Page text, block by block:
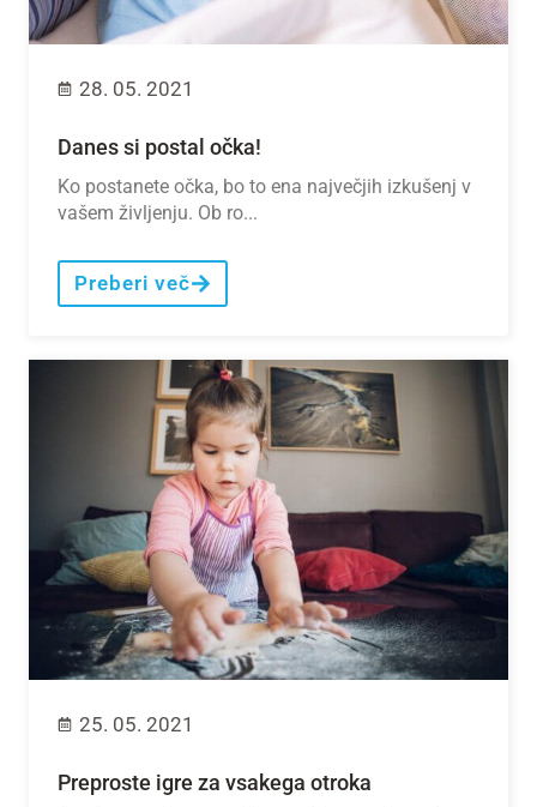
28. 05. 2021
Danes si postal očka!
Ko postanete očka, bo to ena največjih izkušenj v
vašem življenju. Ob ro...
Preberi več
25. 05. 2021
Preproste igre za vsakega otroka